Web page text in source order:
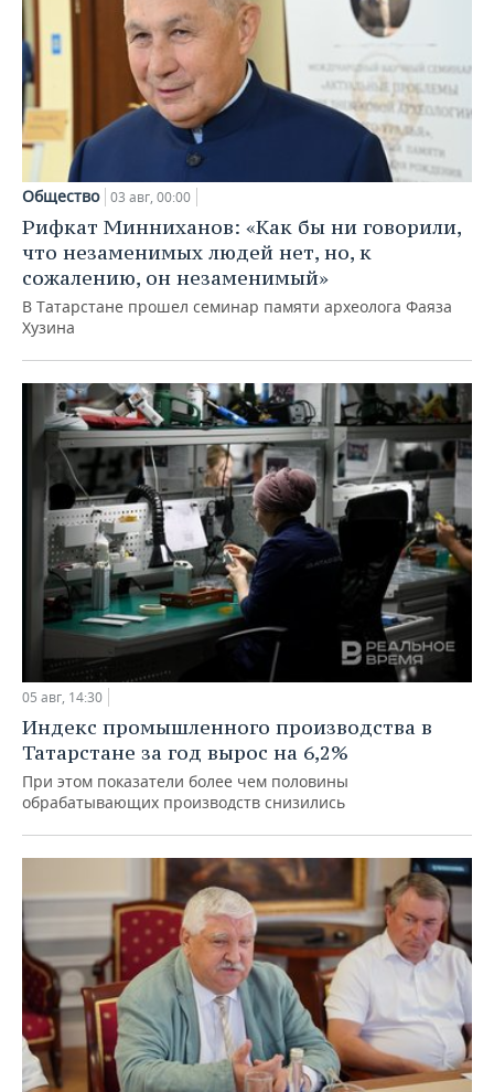
Общество 03 авг, 00:00
Рифкат Минниханов: «Как бы ни говорили,
что незаменимых людей нет, но, к
сожалению, он незаменимый»
В Татарстане прошел семинар памяти археолога Фаяза
Хузина
05 авг, 14:30
Индекс промышленного производства в
Татарстане за год вырос на 6,2%
При этом показатели более чем половины
обрабатывающих производств снизились